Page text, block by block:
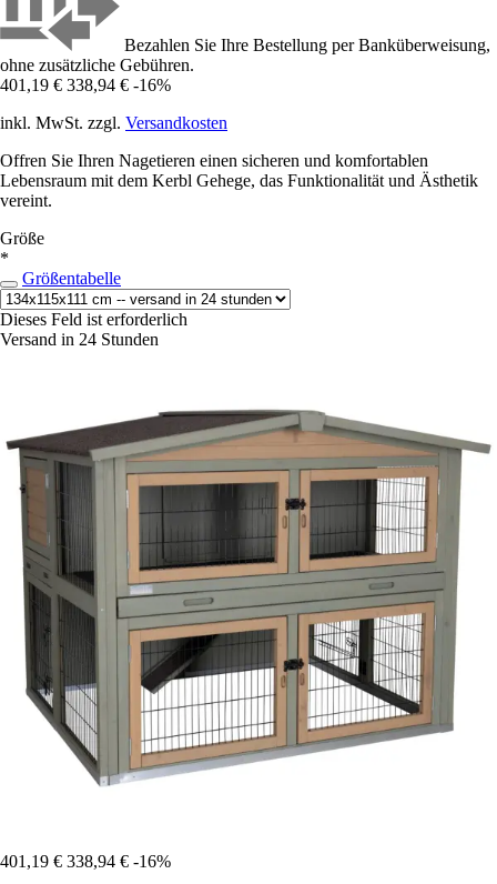
Bezahlen Sie Ihre Bestellung per Banküberweisung,
ohne zusätzliche Gebühren.
401,19 € 338,94 € -16%
inkl. MwSt. zzgl. Versandkosten
Offren Sie Ihren Nagetieren einen sicheren und komfortablen
Lebensraum mit dem Kerbl Gehege, das Funktionalität und Ästhetik
vereint.
Größe
*
Größentabelle
Dieses Feld ist erforderlich
Versand in 24 Stunden
401,19 € 338,94 € -16%